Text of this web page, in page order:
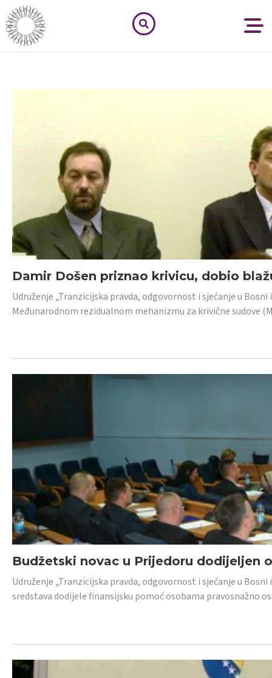
Damir Došen priznao krivicu, dobio
Udruženje „Tranzicijska pravda, odgovornost i sjećanje u
Međunarodnom rezidualnom mehanizmu za krivične sudove
Budžetski novac u Prijedoru dodijeljen
Udruženje „Tranzicijska pravda, odgovornost i sjećanje u
sredstava dodijele finansijsku pomoć osobama pravosnažno